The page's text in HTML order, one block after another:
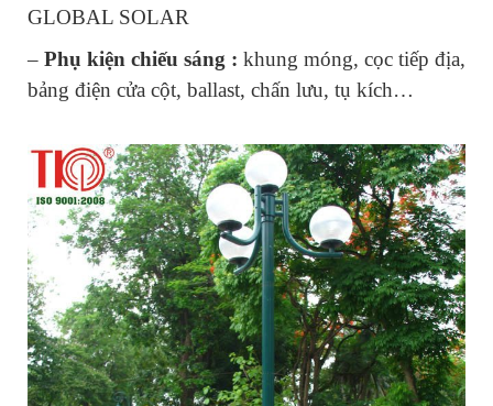
GLOBAL SOLAR
– Phụ kiện chiếu sáng : khung móng, cọc tiếp địa,
bảng điện cửa cột, ballast, chấn lưu, tụ kích…